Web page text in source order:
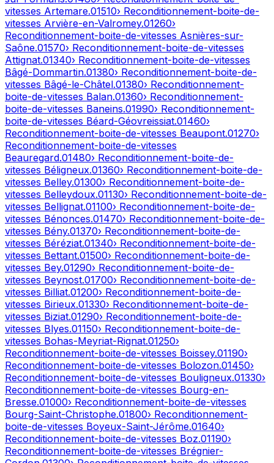
vitesses Artemare.01510› Reconditionnement-boite-de-
vitesses Arvière-en-Valromey.01260›
Reconditionnement-boite-de-vitesses Asnières-sur-
Saône.01570› Reconditionnement-boite-de-vitesses
Attignat.01340› Reconditionnement-boite-de-vitesses
Bâgé-Dommartin.01380› Reconditionnement-boite-de-
vitesses Bâgé-le-Châtel.01380› Reconditionnement-
boite-de-vitesses Balan.01360› Reconditionnement-
boite-de-vitesses Baneins.01990› Reconditionnement-
boite-de-vitesses Béard-Géovreissiat.01460›
Reconditionnement-boite-de-vitesses Beaupont.01270›
Reconditionnement-boite-de-vitesses
Beauregard.01480› Reconditionnement-boite-de-
vitesses Béligneux.01360› Reconditionnement-boite-de-
vitesses Belley.01300› Reconditionnement-boite-de-
vitesses Belleydoux.01130› Reconditionnement-boite-de-
vitesses Bellignat.01100› Reconditionnement-boite-de-
vitesses Bénonces.01470› Reconditionnement-boite-de-
vitesses Bény.01370› Reconditionnement-boite-de-
vitesses Béréziat.01340› Reconditionnement-boite-de-
vitesses Bettant.01500› Reconditionnement-boite-de-
vitesses Bey.01290› Reconditionnement-boite-de-
vitesses Beynost.01700› Reconditionnement-boite-de-
vitesses Billiat.01200› Reconditionnement-boite-de-
vitesses Birieux.01330› Reconditionnement-boite-de-
vitesses Biziat.01290› Reconditionnement-boite-de-
vitesses Blyes.01150› Reconditionnement-boite-de-
vitesses Bohas-Meyriat-Rignat.01250›
Reconditionnement-boite-de-vitesses Boissey.01190›
Reconditionnement-boite-de-vitesses Bolozon.01450›
Reconditionnement-boite-de-vitesses Bouligneux.01330›
Reconditionnement-boite-de-vitesses Bourg-en-
Bresse.01000› Reconditionnement-boite-de-vitesses
Bourg-Saint-Christophe.01800› Reconditionnement-
boite-de-vitesses Boyeux-Saint-Jérôme.01640›
Reconditionnement-boite-de-vitesses Boz.01190›
Reconditionnement-boite-de-vitesses Brégnier-